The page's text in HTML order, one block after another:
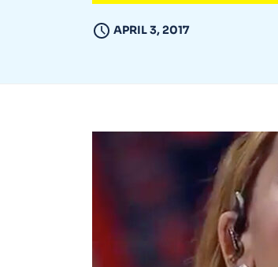
APRIL 3, 2017